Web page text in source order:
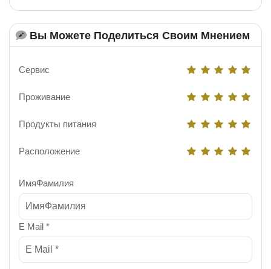
Вы Можете Поделиться Своим Мнением
Сервис
Проживание
Продукты питания
Расположение
ИмяФамилия
E Mail *